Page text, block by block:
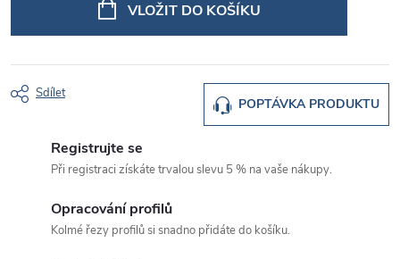
VLOŽIT DO KOŠÍKU
POPTÁVKA PRODUKTU
Sdílet
Registrujte se
Při registraci získáte trvalou slevu 5 % na vaše nákupy.
Opracování profilů
Kolmé řezy profilů si snadno přidáte do košíku.